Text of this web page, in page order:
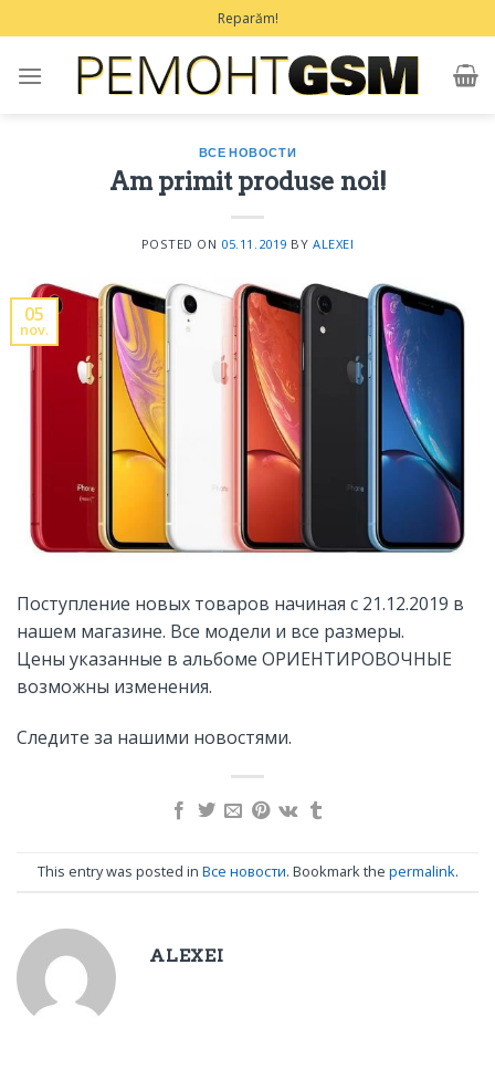
la
conținut
Reparăm!
ВСЕ НОВОСТИ
Am primit produse noi!
POSTED ON 05.11.2019 BYALEXEI
05
nov.
Поступление новых товаров начиная с 21.12.2019 в
нашем магазине. Все модели и все размеры.
Цены указанные в альбоме ОРИЕНТИРОВОЧНЫЕ
возможны изменения.
Следите за нашими новостями.
This entry was posted in Все новости. Bookmark the permalink.
ALEXEI